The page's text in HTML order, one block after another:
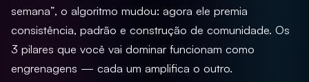
semana”, o algoritmo mudou: agora ele premia
consistência, padrão e construção de comunidade. Os
3 pilares que você vai dominar funcionam como
engrenagens — cada um amplifica o outro.